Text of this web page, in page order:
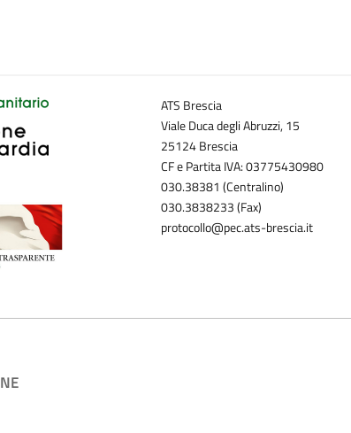
ATS Brescia
Viale Duca degli Abruzzi, 15
25124 Brescia
CF e Partita IVA: 03775430980
030.38381 (Centralino)
030.3838233 (Fax)
protocollo@pec.ats-brescia.it